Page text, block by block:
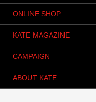
ONLINE SHOP
KATE MAGAZINE
CAMPAIGN
ABOUT KATE